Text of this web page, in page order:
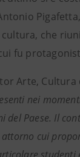
che
fu
Arte, Cultura
nei
Paese. Il
cui